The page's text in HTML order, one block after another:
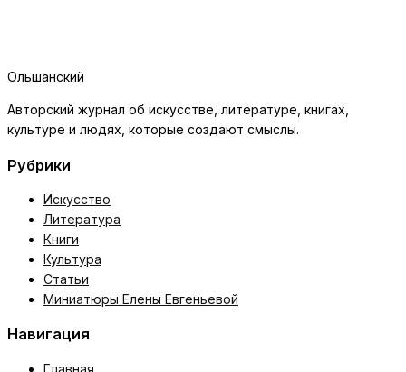
Ольшанский
Авторский журнал об искусстве, литературе, книгах,
культуре и людях, которые создают смыслы.
Рубрики
Искусство
Литература
Книги
Культура
Статьи
Миниатюры Елены Евгеньевой
Навигация
Главная